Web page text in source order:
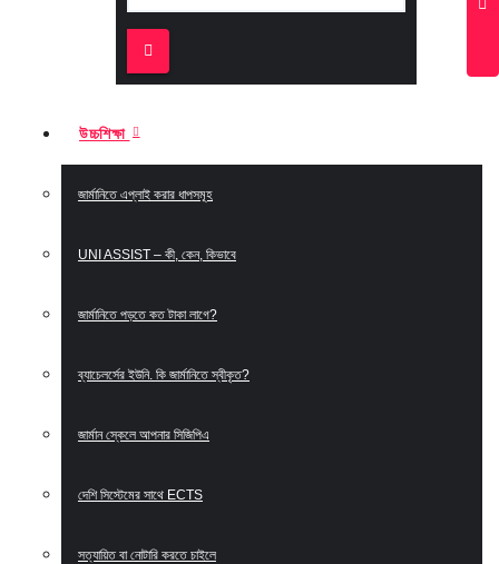
উচ্চশিক্ষা
জার্মানিতে এপ্লাই করার ধাপসমূহ
UNI ASSIST – কী, কেন, কিভাবে
জার্মানিতে পড়তে কত টাকা লাগে?
ব্যাচেলর্সের ইউনি. কি জার্মানিতে স্বীকৃত?
জার্মান স্কেলে আপনার সিজিপিএ
দেশি সিস্টেমের সাথে ECTS
সত্যায়িত বা নোটারি করতে চাইলে